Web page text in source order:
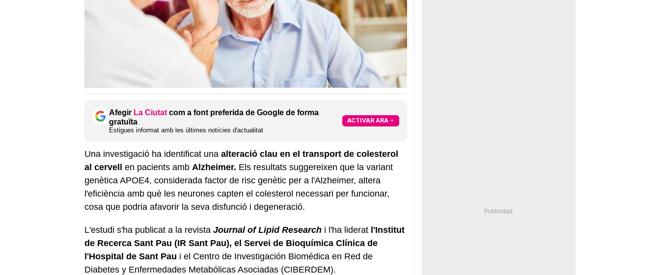
Afegir La Ciutat com a font preferida de Google de forma
gratuïta
Estigues informat amb les últimes notícies d'actualitat
ACTIVAR ARA
Una investigació ha identificat una alteració clau en el transport de colesterol
al cervell en pacients amb Alzheimer. Els resultats suggereixen que la variant
genètica APOE4, considerada factor de risc genètic per a l'Alzheimer, altera
l'eficiència amb què les neurones capten el colesterol necessari per funcionar,
cosa que podria afavorir la seva disfunció i degeneració.
L'estudi s'ha publicat a la revista Journal of Lipid Research i l'ha liderat l'Institut
de Recerca Sant Pau (IR Sant Pau), el Servei de Bioquímica Clínica de
l'Hospital de Sant Pau i el Centro de Investigación Biomédica en Red de
Diabetes y Enfermedades Metabólicas Asociadas (CIBERDEM).